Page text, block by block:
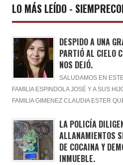
LO MÁS LEÍDO -
DESPIDO A UNA
PARTIÓ AL CIELO
NOS DEJÓ.
SALUDAMOS EN
FAMILIA ESPINDOLA JOSÉ Y A SUS
FAMILIA GIMENEZ CLAUDIA ESTER
LA POLICÍA
ALLANAMIENTOS
DE COCAINA Y
INMUEBLE.